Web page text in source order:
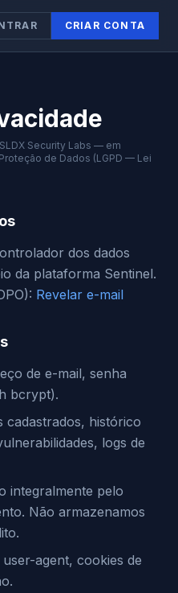
CRIAR CONTA
Security Labs — em
de Dados (LGPD — Lei
dos dados
da plataforma Sentinel.
Revelar e-mail
de e-mail, senha
bcrypt).
cadastrados, histórico
logs de
integralmente pelo
Não armazenamos
agent, cookies de